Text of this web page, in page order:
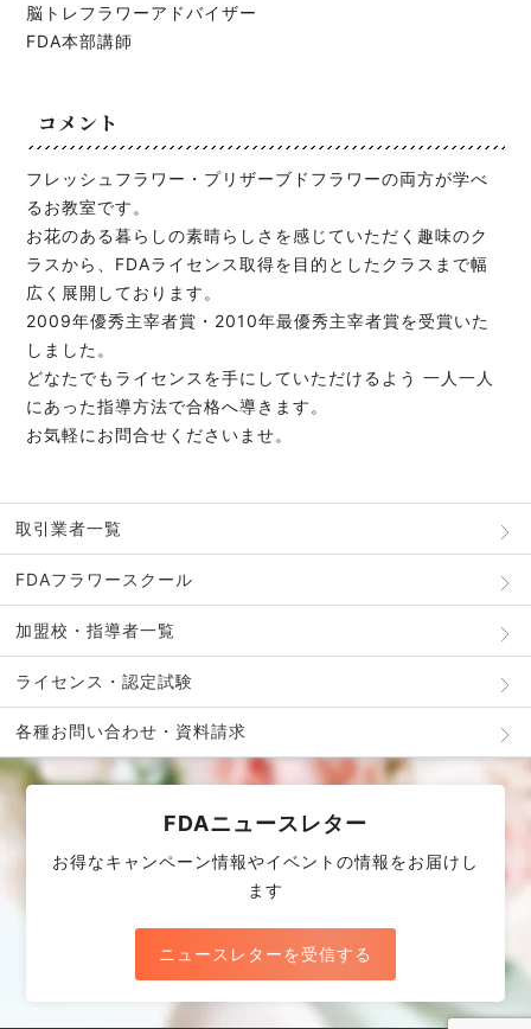
脳トレフラワーアドバイザー
FDA本部講師
コメント
フレッシュフラワー・プリザーブドフラワーの両方が学べ
るお教室です。
お花のある暮らしの素晴らしさを感じていただく趣味のク
ラスから、FDAライセンス取得を目的としたクラスまで幅
広く展開しております。
2009年優秀主宰者賞・2010年最優秀主宰者賞を受賞いた
しました。
どなたでもライセンスを手にしていただけるよう 一人一人
にあった指導方法で合格へ導きます。
お気軽にお問合せくださいませ。
取引業者一覧
FDAフラワースクール
加盟校・指導者一覧
ライセンス・認定試験
各種お問い合わせ・資料請求
FDAニュースレター
お得なキャンペーン情報やイベントの情報をお届けし
ます
ニュースレターを受信する